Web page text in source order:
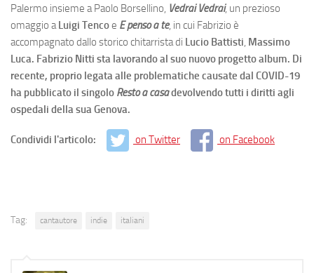
Palermo insieme a Paolo Borsellino, Vedrai Vedrai, un prezioso
omaggio aLuigi Tencoe E penso a te, in cui Fabrizio è
accompagnato dallo storico chitarrista di Lucio Battisti, Massimo
Luca. Fabrizio Nitti sta lavorando al suo nuovo progetto album. Di
recente, proprio legata alle problematiche causate dal COVID-19
ha pubblicato il singolo Resto a casadevolvendo tutti i diritti agli
ospedali della sua Genova.
Condividi l'articolo: on Twitter on Facebook
Tag: cantautore indie italiani